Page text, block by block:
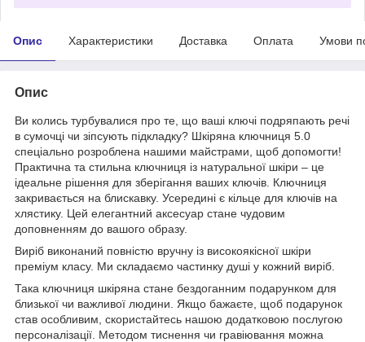
Опис Характеристики Доставка Оплата Умови
Опис
Ви колись турбувалися про те, що ваші ключі подряпають речі
в сумочці чи зіпсують підкладку? Шкіряна ключниця 5.0
спеціально розроблена нашими майстрами, щоб допомогти!
Практична та стильна ключниця із натуральної шкіри – це
ідеальне рішення для зберігання ваших ключів. Ключниця
закривається на блискавку. Усередині є кільце для ключів на
хлястику. Цей елегантний аксесуар стане чудовим
доповненням до вашого образу.
Виріб виконаний повністю вручну із високоякісної шкіри
преміум класу. Ми складаємо частинку душі у кожний виріб.
Така ключниця шкіряна стане бездоганним подарунком для
близької чи важливої людини. Якщо бажаєте, щоб подарунок
став особливим, скористайтесь нашою додатковою послугою
персоналізації. Методом тиснення чи гравіювання можна